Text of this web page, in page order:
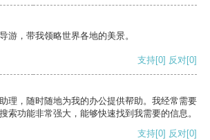
游，带我领略世界各地的美景。
支持[0] 反对[0]
理，随时随地为我的办公提供帮助。我经常需要
索功能非常强大，能够快速找到我需要的信息。
支持[0] 反对[0]